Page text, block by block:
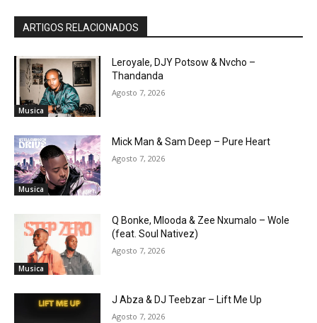
ARTIGOS RELACIONADOS
Musica
Leroyale, DJY Potsow & Nvcho –
Thandanda
Agosto 7, 2026
Musica
Mick Man & Sam Deep – Pure Heart
Agosto 7, 2026
Musica
Q Bonke, Mlooda & Zee Nxumalo – Wole
(feat. Soul Nativez)
Agosto 7, 2026
J Abza & DJ Teebzar – Lift Me Up
Agosto 7, 2026